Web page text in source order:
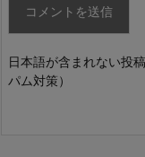
日本語が含まれない投
パム対策）